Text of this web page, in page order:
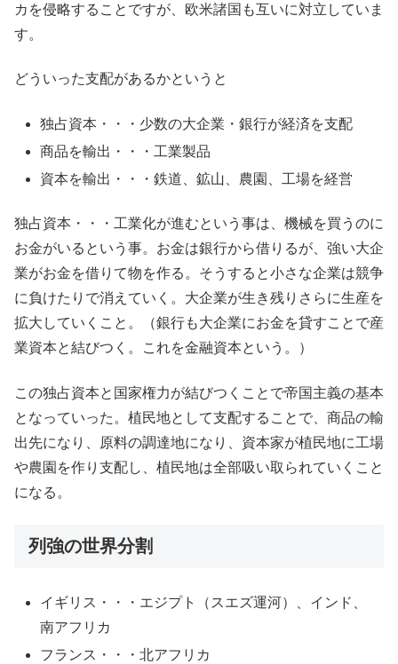
カを侵略することですが、欧米諸国も互いに対立していま
す。
どういった支配があるかというと
独占資本・・・少数の大企業・銀行が経済を支配
商品を輸出・・・工業製品
資本を輸出・・・鉄道、鉱山、農園、工場を経営
独占資本・・・工業化が進むという事は、機械を買うのに
お金がいるという事。お金は銀行から借りるが、強い大企
業がお金を借りて物を作る。そうすると小さな企業は競争
に負けたりで消えていく。大企業が生き残りさらに生産を
拡大していくこと。（銀行も大企業にお金を貸すことで産
業資本と結びつく。これを金融資本という。）
この独占資本と国家権力が結びつくことで帝国主義の基本
となっていった。植民地として支配することで、商品の輸
出先になり、原料の調達地になり、資本家が植民地に工場
や農園を作り支配し、植民地は全部吸い取られていくこと
になる。
列強の世界分割
イギリス・・・エジプト（スエズ運河）、インド、
南アフリカ
フランス・・・北アフリカ